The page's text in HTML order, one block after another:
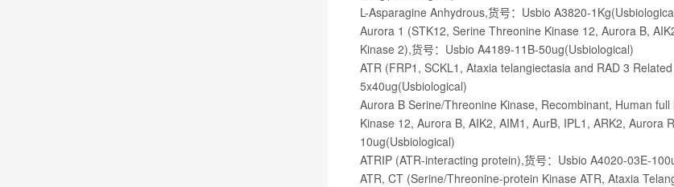
L-Asparagine Anhydrous,货号：Usbio A3820-
Aurora 1 (STK12, Serine Threonine Kinase 12, Aurora B,
Kinase 2),货号：Usbio A4189-11B-50ug(Usbiological)
ATR (FRP1, SCKL1, Ataxia telangiectasia and RAD 3
5x40ug(Usbiological)
Aurora B Serine/Threonine Kinase, Recombinant, Human
Kinase 12, Aurora B, AIK2, AIM1, AurB, IPL1, ARK2, Aurora
10ug(Usbiological)
ATRIP (ATR-interacting protein),货号：Usbio A4020-03E-
ATR, CT (Serine/Threonine-protein Kinase ATR, Ataxia